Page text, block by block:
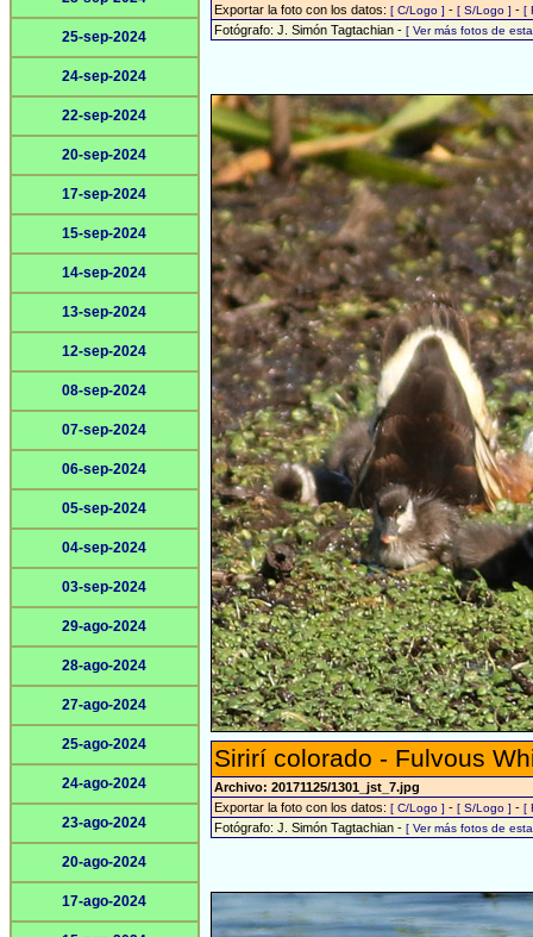
25-sep-2024
24-sep-2024
22-sep-2024
20-sep-2024
17-sep-2024
15-sep-2024
14-sep-2024
13-sep-2024
12-sep-2024
08-sep-2024
07-sep-2024
06-sep-2024
05-sep-2024
04-sep-2024
03-sep-2024
29-ago-2024
28-ago-2024
27-ago-2024
25-ago-2024
24-ago-2024
23-ago-2024
20-ago-2024
17-ago-2024
Exportar la foto con los datos: [ C/Logo ] - [ S/Logo ] - [
Fotógrafo: J. Simón Tagtachian - [ Ver más fotos de
Sirirí colorado - Fulvous
Archivo: 20171125/1301_jst_7.jpg
Exportar la foto con los datos: [ C/Logo ] - [ S/Logo ] - [
Fotógrafo: J. Simón Tagtachian - [ Ver más fotos de